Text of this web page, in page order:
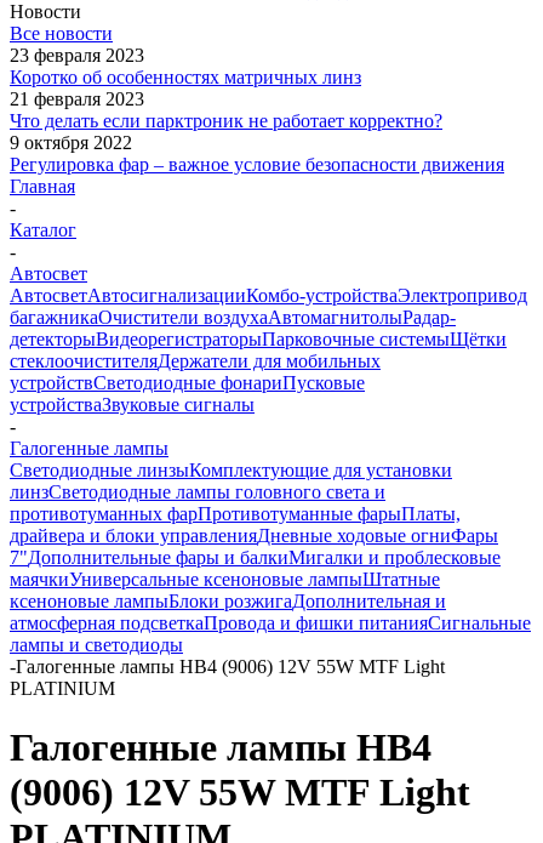
Новости
Все новости
23 февраля 2023
Коротко об особенностях матричных линз
21 февраля 2023
Что делать если парктроник не работает корректно?
9 октября 2022
Регулировка фар – важное условие безопасности движения
Главная
-
Каталог
-
Автосвет
АвтосветАвтосигнализацииКомбо-устройстваЭлектропривод
багажникаОчистители воздухаАвтомагнитолыРадар-
детекторыВидеорегистраторыПарковочные системыЩётки
стеклоочистителяДержатели для мобильных
устройствСветодиодные фонариПусковые
устройстваЗвуковые сигналы
-
Галогенные лампы
Светодиодные линзыКомплектующие для установки
линзСветодиодные лампы головного света и
противотуманных фарПротивотуманные фарыПлаты,
драйвера и блоки управленияДневные ходовые огниФары
7"Дополнительные фары и балкиМигалки и проблесковые
маячкиУниверсальные ксеноновые лампыШтатные
ксеноновые лампыБлоки розжигаДополнительная и
атмосферная подсветкаПровода и фишки питанияCигнальные
лампы и светодиоды
-Галогенные лампы HB4 (9006) 12V 55W MTF Light
PLATINIUM
Галогенные лампы HB4
(9006) 12V 55W MTF Light